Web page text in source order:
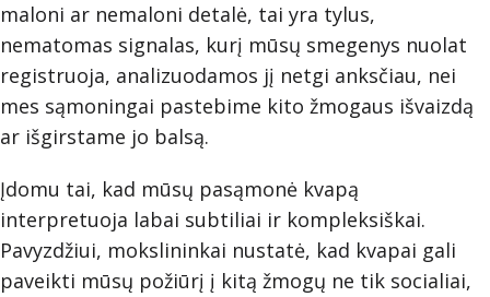
maloni ar nemaloni detalė, tai yra tylus,
nematomas signalas, kurį mūsų smegenys nuolat
registruoja, analizuodamos jį netgi anksčiau, nei
mes sąmoningai pastebime kito žmogaus išvaizdą
ar išgirstame jo balsą.
Įdomu tai, kad mūsų pasąmonė kvapą
interpretuoja labai subtiliai ir kompleksiškai.
Pavyzdžiui, mokslininkai nustatė, kad kvapai gali
paveikti mūsų požiūrį į kitą žmogų ne tik socialiai,